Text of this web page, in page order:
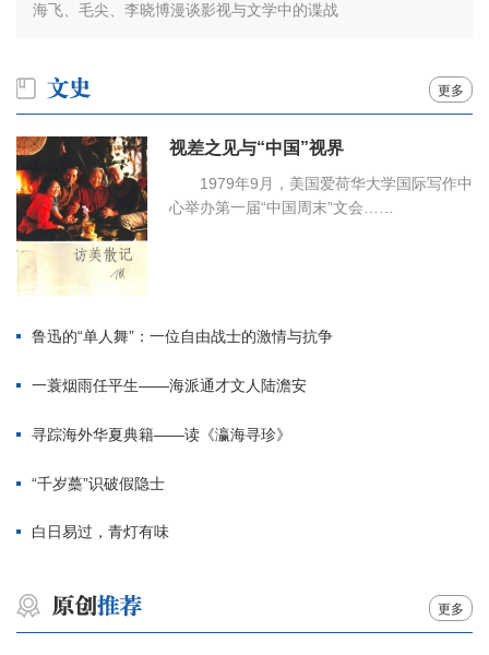
海飞、毛尖、李晓博漫谈影视与文学中的谍战
更多
视差之见与“中国”视界
1979年9月，美国爱荷华大学国际写作中
心举办第一届“中国周末”文会……
鲁迅的“单人舞”：一位自由战士的激情与抗争
一蓑烟雨任平生——海派通才文人陆澹安
寻踪海外华夏典籍——读《瀛海寻珍》
“千岁蘽”识破假隐士
白日易过，青灯有味
更多